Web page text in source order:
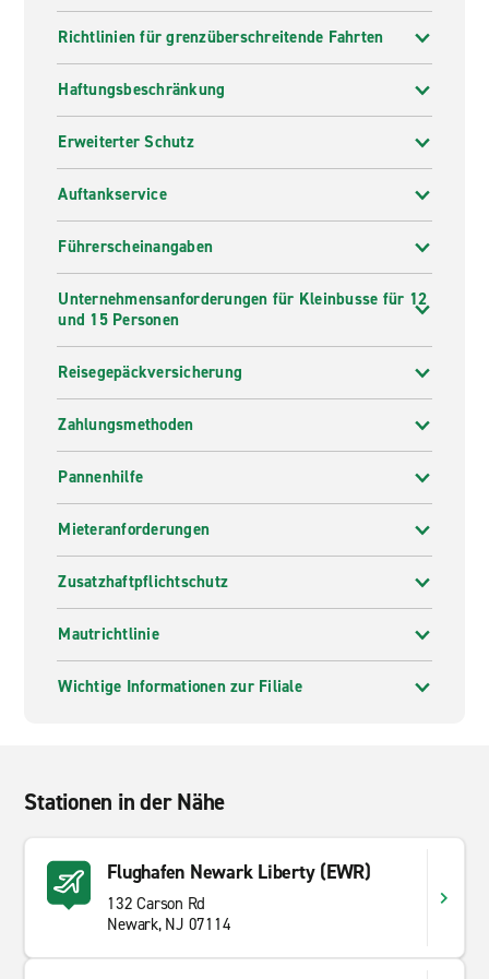
Richtlinien für grenzüberschreitende Fahrten
Haftungsbeschränkung
Erweiterter Schutz
Auftankservice
Führerscheinangaben
Unternehmensanforderungen für Kleinbusse für 12
und 15 Personen
Reisegepäckversicherung
Zahlungsmethoden
Pannenhilfe
Mieteranforderungen
Zusatzhaftpflichtschutz
Mautrichtlinie
Wichtige Informationen zur Filiale
Stationen in der Nähe
Flughafen Newark Liberty (EWR)
132 Carson Rd
Newark, NJ 07114